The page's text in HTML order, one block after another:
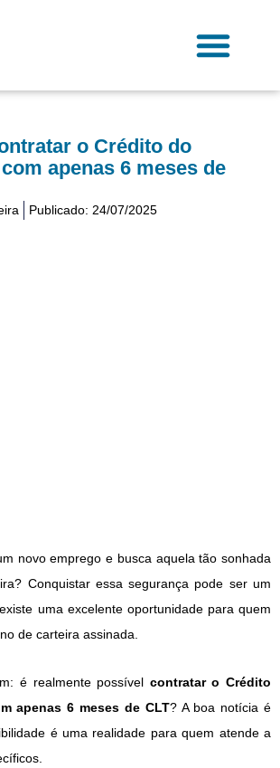
o Crédito do
apenas 6 meses de
Publicado: 24/07/2025
novo emprego e busca aquela tão sonhada
Conquistar essa segurança pode ser um
uma excelente oportunidade para quem
de carteira assinada.
é realmente possível contratar o Crédito
apenas 6 meses de CLT? A boa notícia é
é uma realidade para quem atende a